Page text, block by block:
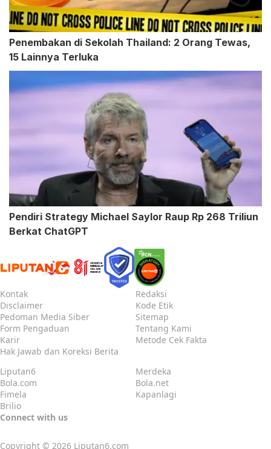
Penembakan di Sekolah Thailand: 2 Orang Tewas,
15 Lainnya Terluka
Pendiri Strategy Michael Saylor Raup Rp 268 Triliun
Berkat ChatGPT
Kontak
Redaksi
Disclaimer
Kode Etik
Pedoman Media Siber
Sitemap
Form Pengaduan
Tentang Kami
Karir
Metode Cek Fakta
Hak Jawab dan Koreksi Berita
Liputan6
Merdeka
Bola.com
Bola.net
Fimela
Kapanlagi
Brilio
Connect with us
Copyright © 2026 Liputan6.com